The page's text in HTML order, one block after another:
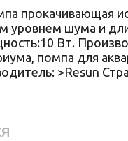
прокачивающая
уровнем шума и
Вт.
помпа для
>Resun